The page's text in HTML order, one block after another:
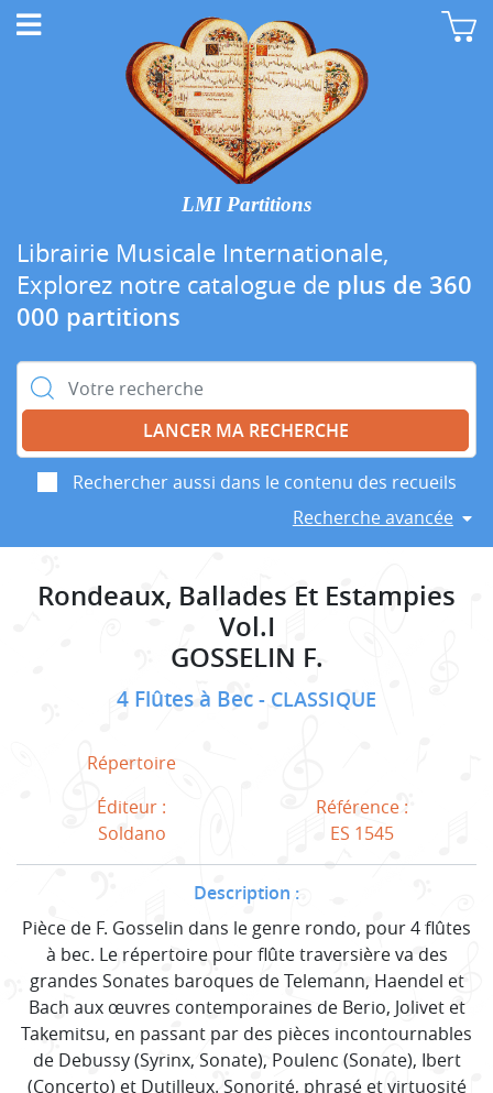
LMI Partitions
Librairie Musicale Internationale,
Explorez notre catalogue de plus de 360
000 partitions
Rechercher :
Rechercher aussi dans le contenu des recueils
Recherche avancée
Rondeaux, Ballades Et Estampies
Vol.I
GOSSELIN F.
4 Flûtes à Bec CLASSIQUE
Répertoire
Éditeur :
Soldano
Référence :
ES 1545
Description :
Pièce de F. Gosselin dans le genre rondo, pour 4 flûtes
à bec. Le répertoire pour flûte traversière va des
grandes Sonates baroques de Telemann, Haendel et
Bach aux œuvres contemporaines de Berio, Jolivet et
Takemitsu, en passant par des pièces incontournables
de Debussy (Syrinx, Sonate), Poulenc (Sonate), Ibert
(Concerto) et Dutilleux. Sonorité, phrasé et virtuosité